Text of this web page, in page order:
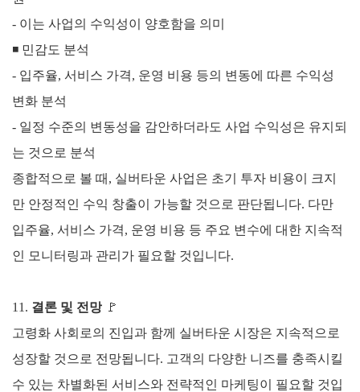
- 이는 사업의 수익성이 양호함을 의미
◾ 민감도 분석
- 입주율, 서비스 가격, 운영 비용 등의 변동에 따른 수익성
변화 분석
- 일정 수준의 변동성을 감안하더라도 사업 수익성은 유지되
는 것으로 분석
종합적으로 볼 때, 실버타운 사업은 초기 투자 비용이 크지
만 안정적인 수익 창출이 가능할 것으로 판단됩니다. 다만
입주율, 서비스 가격, 운영 비용 등 주요 변수에 대한 지속적
인 모니터링과 관리가 필요할 것입니다.
11. 결론 및 전망 🚩
고령화 사회로의 진입과 함께 실버타운 시장은 지속적으로
성장할 것으로 전망됩니다. 고객의 다양한 니즈를 충족시킬
수 있는 차별화된 서비스와 전략적인 마케팅이 필요할 것입